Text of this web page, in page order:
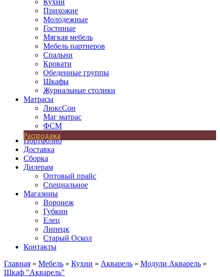
Кухни
Прихожие
Молодежные
Гостиные
Мягкая мебель
Мебель партнеров
Спальни
Кровати
Обеденные группы
Шкафы
Журнальные столики
Матрасы
ЛюксСон
Маг матрас
ФСМ
Распродажа
Портфолио
Доставка
Сборка
Дилерам
Оптовый прайс
Специальное
Магазины
Воронеж
Губкин
Елец
Липецк
Старый Оскол
Контакты
Главная » Мебель » Кухни » Акварель » Модули Акварель »
Шкаф "Акварель"